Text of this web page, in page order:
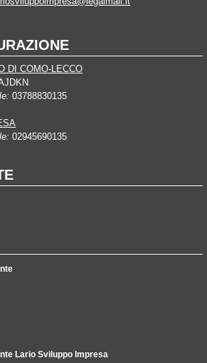
DI COMO-LECCO
03788830135
02945690135
Lario Sviluppo Impresa